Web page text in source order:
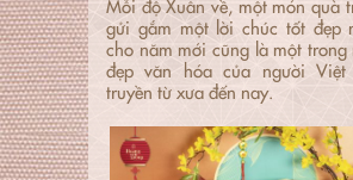
Mỗi độ Xuân về, một món quà
gửi gắm một lời chúc tốt đẹp
cho năm mới cũng là một trong
đẹp văn hóa của người Việt
truyền từ xưa đến nay.